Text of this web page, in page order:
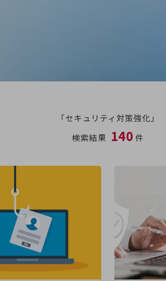
「セキュリティ対策強化」
検索結果 140 件